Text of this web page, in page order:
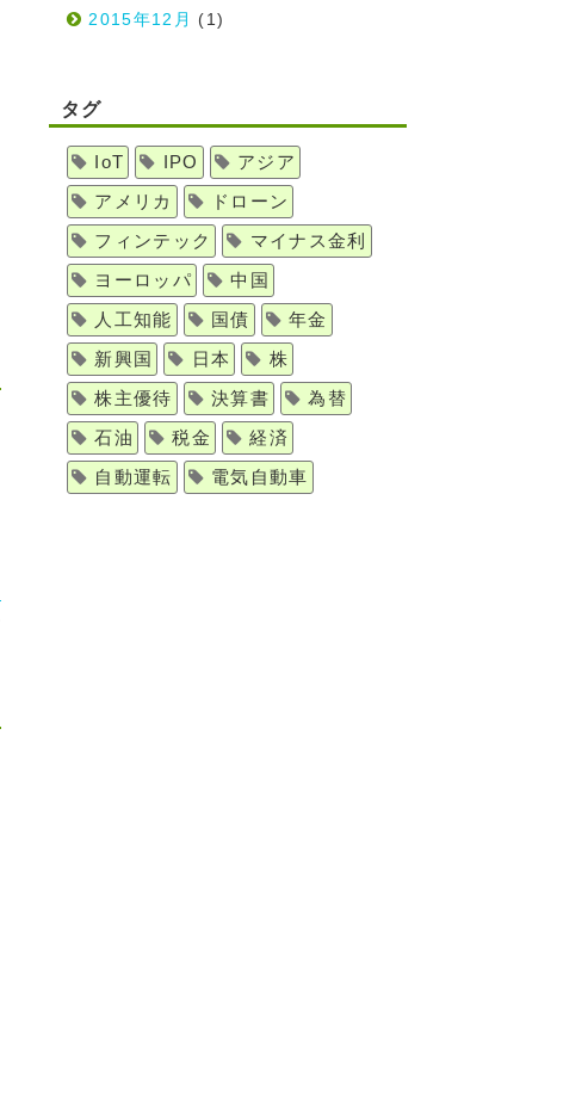
2015年12月
(1)
タグ
IoT IPO アジア
アメリカ ドローン
フィンテック マイナス金利
ヨーロッパ 中国
人工知能 国債 年金
新興国 日本 株
株主優待 決算書 為替
石油 税金 経済
自動運転 電気自動車